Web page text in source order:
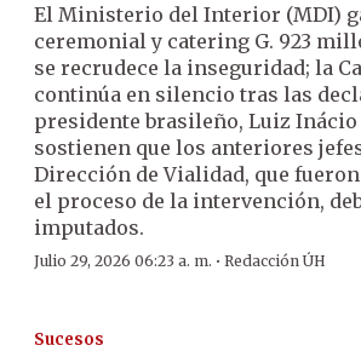
El Ministerio del Interior (MDI)
ceremonial y catering G. 923
se recrudece la inseguridad; la
continúa en silencio tras las
presidente brasileño, Luiz Inácio
sostienen que los anteriores
Dirección de Vialidad, que
el proceso de la intervención,
imputados.
Julio 29, 2026 06:23 a. m. · Redacción ÚH
Sucesos